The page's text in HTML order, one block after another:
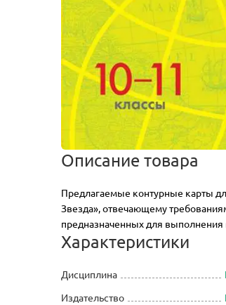
Описание товара
Предлагаемые контурные карты
Звезда», отвечающему
предназначенных для выполнения
Характеристики
Дисциплина
Издательство